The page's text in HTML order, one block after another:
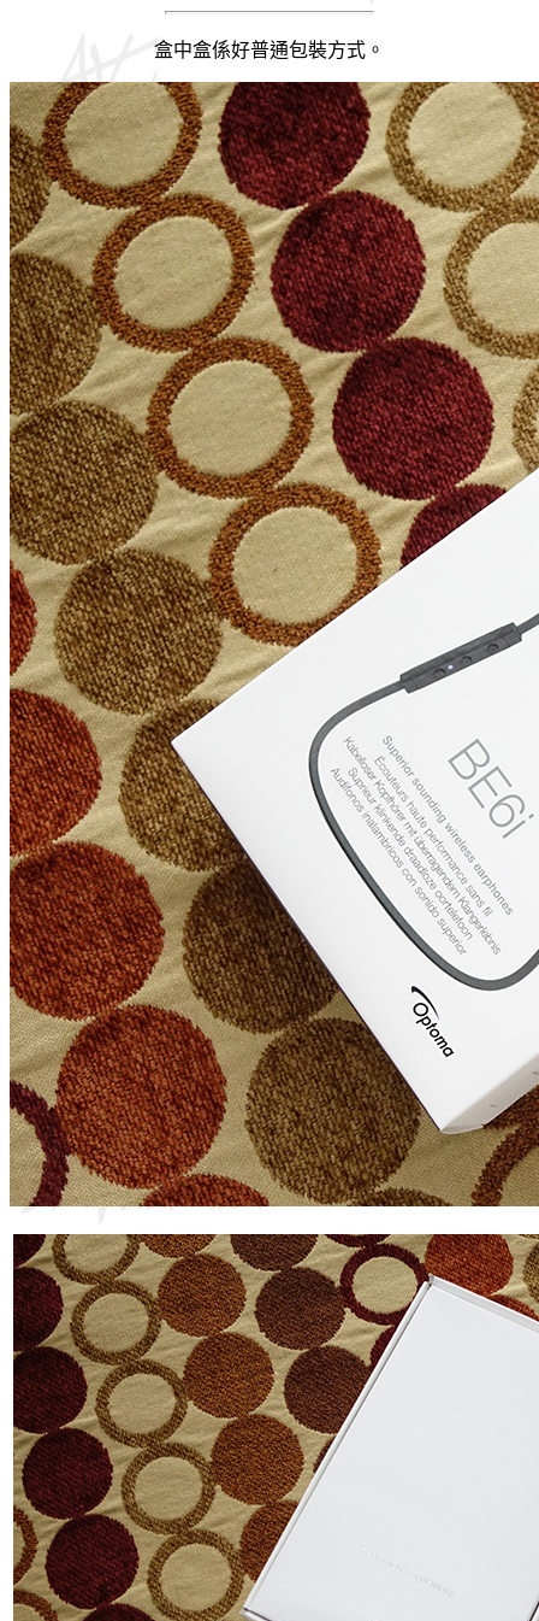
盒中盒係好普通包裝方式。